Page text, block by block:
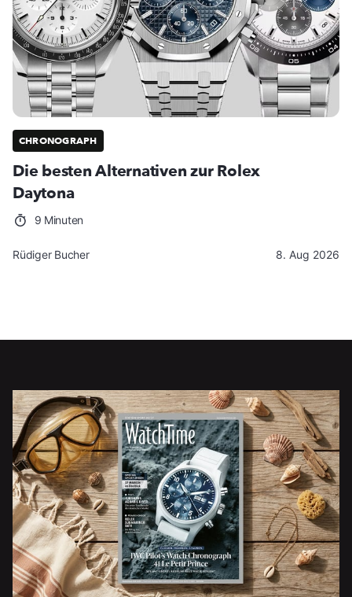
CHRONOGRAPH
Die besten Alternativen zur Rolex
Daytona
9 Minuten
Rüdiger Bucher 8. Aug 2026